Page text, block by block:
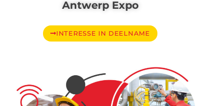
Antwerp Expo
INTERESSE IN DEELNAME